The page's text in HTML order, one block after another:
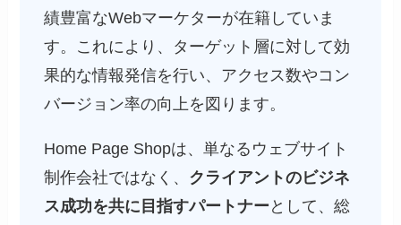
績豊富なWebマーケターが在籍していま
す。これにより、ターゲット層に対して効
果的な情報発信を行い、アクセス数やコン
バージョン率の向上を図ります。
Home Page Shopは、単なるウェブサイト
制作会社ではなく、 クライアントのビジネ
ス成功を共に目指すパートナー として、総